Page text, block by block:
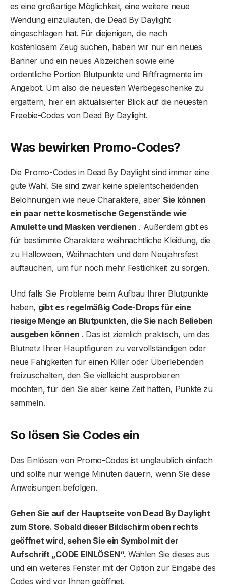
es eine großartige Möglichkeit, eine weitere neue
Wendung einzuläuten, die Dead By Daylight
eingeschlagen hat. Für diejenigen, die nach
kostenlosem Zeug suchen, haben wir nur ein neues
Banner und ein neues Abzeichen sowie eine
ordentliche Portion Blutpunkte und Riftfragmente im
Angebot. Um also die neuesten Werbegeschenke zu
ergattern, hier ein aktualisierter Blick auf die neuesten
Freebie-Codes von Dead By Daylight.
Was bewirken Promo-Codes?
Die Promo-Codes in Dead By Daylight sind immer eine
gute Wahl. Sie sind zwar keine spielentscheidenden
Belohnungen wie neue Charaktere, aber Sie können
ein paar nette kosmetische Gegenstände wie
Amulette und Masken verdienen . Außerdem gibt es
für bestimmte Charaktere weihnachtliche Kleidung, die
zu Halloween, Weihnachten und dem Neujahrsfest
auftauchen, um für noch mehr Festlichkeit zu sorgen.
Und falls Sie Probleme beim Aufbau Ihrer Blutpunkte
haben, gibt es regelmäßig Code-Drops für eine
riesige Menge an Blutpunkten, die Sie nach Belieben
ausgeben können . Das ist ziemlich praktisch, um das
Blutnetz Ihrer Hauptfiguren zu vervollständigen oder
neue Fähigkeiten für einen Killer oder Überlebenden
freizuschalten, den Sie vielleicht ausprobieren
möchten, für den Sie aber keine Zeit hatten, Punkte zu
sammeln.
So lösen Sie Codes ein
Das Einlösen von Promo-Codes ist unglaublich einfach
und sollte nur wenige Minuten dauern, wenn Sie diese
Anweisungen befolgen.
Gehen Sie auf der Hauptseite von Dead By Daylight
zum Store. Sobald dieser Bildschirm oben rechts
geöffnet wird, sehen Sie ein Symbol mit der
Aufschrift „CODE EINLÖSEN“. Wählen Sie dieses aus
und ein weiteres Fenster mit der Option zur Eingabe des
Codes wird vor Ihnen geöffnet.